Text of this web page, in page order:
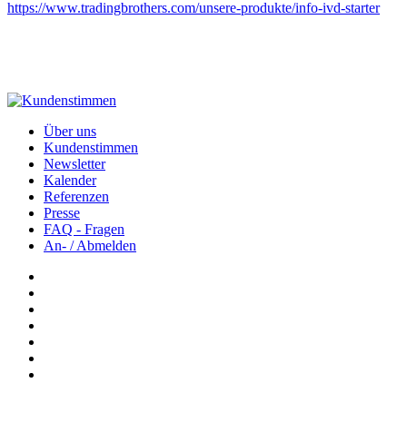
https://www.tradingbrothers.com/unsere-produkte/info-ivd-starter
Über uns
Kundenstimmen
Newsletter
Kalender
Referenzen
Presse
FAQ - Fragen
An- / Abmelden